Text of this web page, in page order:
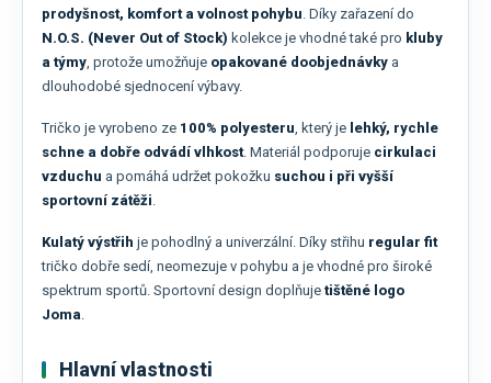
prodyšnost, komfort a volnost pohybu. Díky zařazení do
N.O.S. (Never Out of Stock) kolekce je vhodné také pro kluby
a týmy, protože umožňuje opakované doobjednávky a
dlouhodobé sjednocení výbavy.
Tričko je vyrobeno ze 100% polyesteru, který je lehký, rychle
schne a dobře odvádí vlhkost. Materiál podporuje cirkulaci
vzduchu a pomáhá udržet pokožku suchou i při vyšší
sportovní zátěži.
Kulatý výstřih je pohodlný a univerzální. Díky střihu regular fit
tričko dobře sedí, neomezuje v pohybu a je vhodné pro široké
spektrum sportů. Sportovní design doplňuje tištěné logo
Joma.
Hlavní vlastnosti